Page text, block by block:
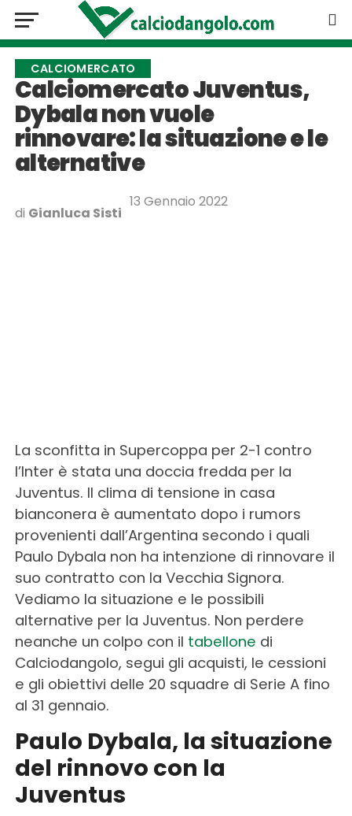
CALCIOMERCATO
Calciomercato Juventus,
Dybala non vuole
rinnovare: la situazione e le
alternative
di Gianluca Sisti
13 Gennaio 2022
La sconfitta in Supercoppa per 2-1 contro
l’Inter è stata una doccia fredda per la
Juventus. Il clima di tensione in casa
bianconera è aumentato dopo i rumors
provenienti dall’Argentina secondo i quali
Paulo Dybala non ha intenzione di rinnovare il
suo contratto con la Vecchia Signora.
Vediamo la situazione e le possibili
alternative per la Juventus. Non perdere
neanche un colpo con il tabellone di
Calciodangolo, segui gli acquisti, le cessioni
e gli obiettivi delle 20 squadre di Serie A fino
al 31 gennaio.
Paulo Dybala, la situazione
del rinnovo con la
Juventus